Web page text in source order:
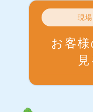
現
お客
見